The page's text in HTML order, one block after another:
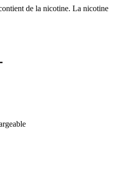
de la nicotine. La nicotine